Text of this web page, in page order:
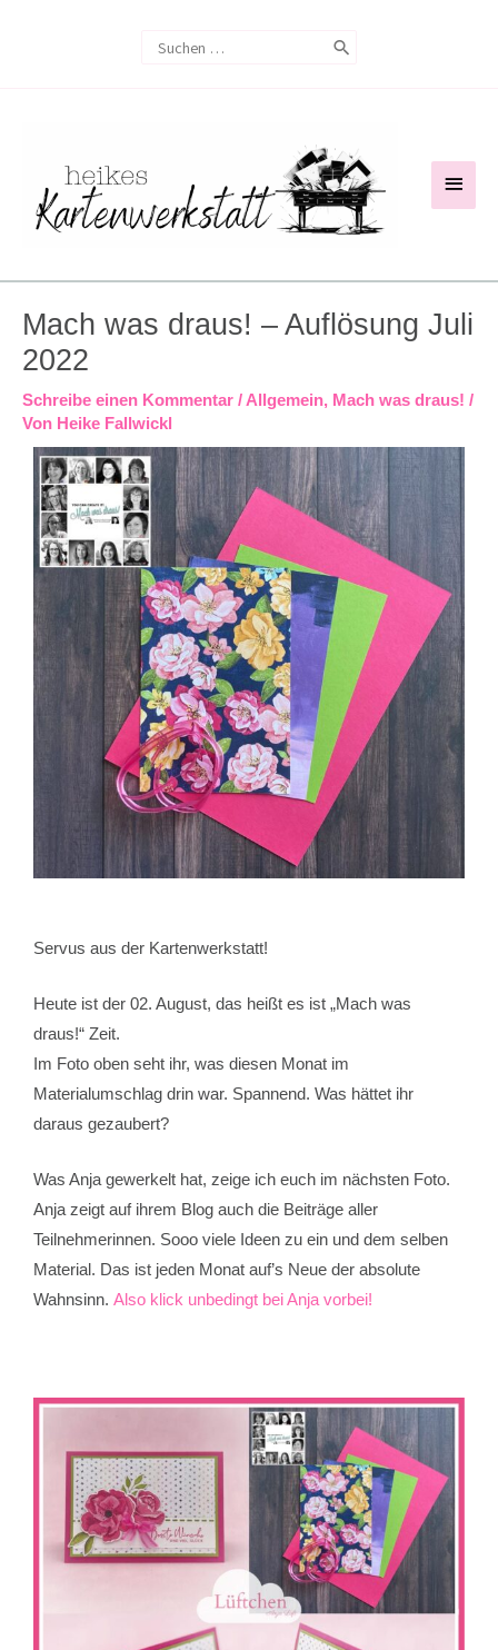
Search
for:
Mach was draus! – Auflösung Juli
2022
Schreibe einen Kommentar / Allgemein, Mach was draus! /
Von Heike Fallwickl
Servus aus der Kartenwerkstatt!
Heute ist der 02. August, das heißt es ist „Mach was
draus!“ Zeit.
Im Foto oben seht ihr, was diesen Monat im
Materialumschlag drin war. Spannend. Was hättet ihr
daraus gezaubert?
Was Anja gewerkelt hat, zeige ich euch im nächsten Foto.
Anja zeigt auf ihrem Blog auch die Beiträge aller
Teilnehmerinnen. Sooo viele Ideen zu ein und dem selben
Material. Das ist jeden Monat auf’s Neue der absolute
Wahnsinn. Also klick unbedingt bei Anja vorbei!